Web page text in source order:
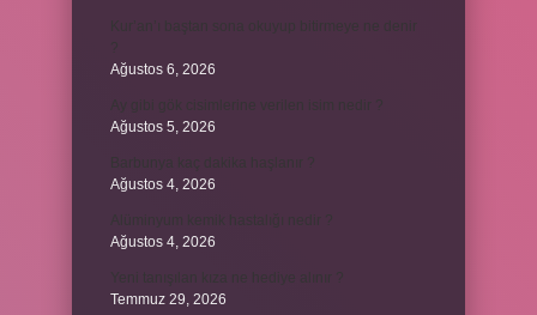
Ağustos 6, 2026
Ağustos 5, 2026
Ağustos 4, 2026
Ağustos 4, 2026
Temmuz 29, 2026